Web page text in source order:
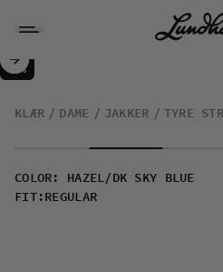
Tyre Stretch Anorak W
SALG :
30%
KLÆR DAME JAKKER TYRE
COLOR :
HAZEL/DK SKY BLUE
FIT: REGULAR